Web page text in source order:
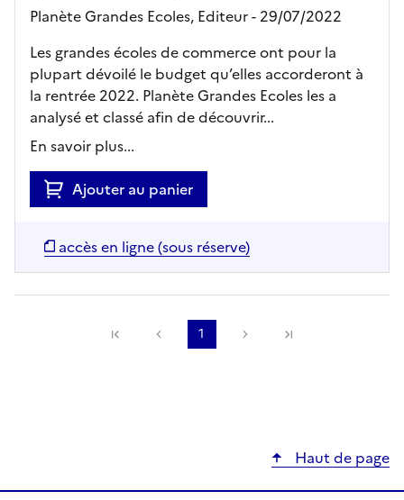
Planète Grandes Ecoles, Editeur- 29/07/2022
Les grandes écoles de commerce ont pour la
plupart dévoilé le budget qu’elles accorderont à
la rentrée 2022. Planète Grandes Ecoles les a
analysé et classé afin de découvrir...
En savoir plus...
Ajouter au panier
accès en ligne (sous réserve)
Précédente
1 Suivante
Haut de page